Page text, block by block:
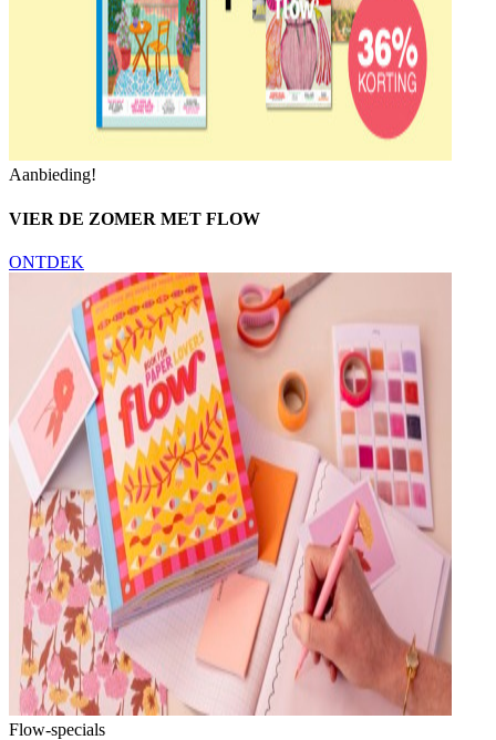
Aanbieding!
VIER DE ZOMER MET FLOW
ONTDEK
Flow-specials